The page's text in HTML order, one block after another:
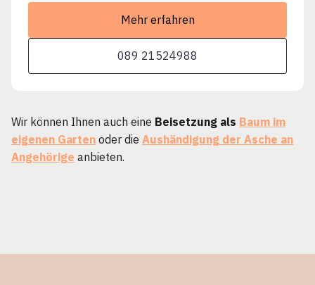
Mehr erfahren
089 21524988
Wir können Ihnen auch eine Beisetzung als Baum im
eigenen Garten oder die Aushändigung der Asche an
Angehörige anbieten.